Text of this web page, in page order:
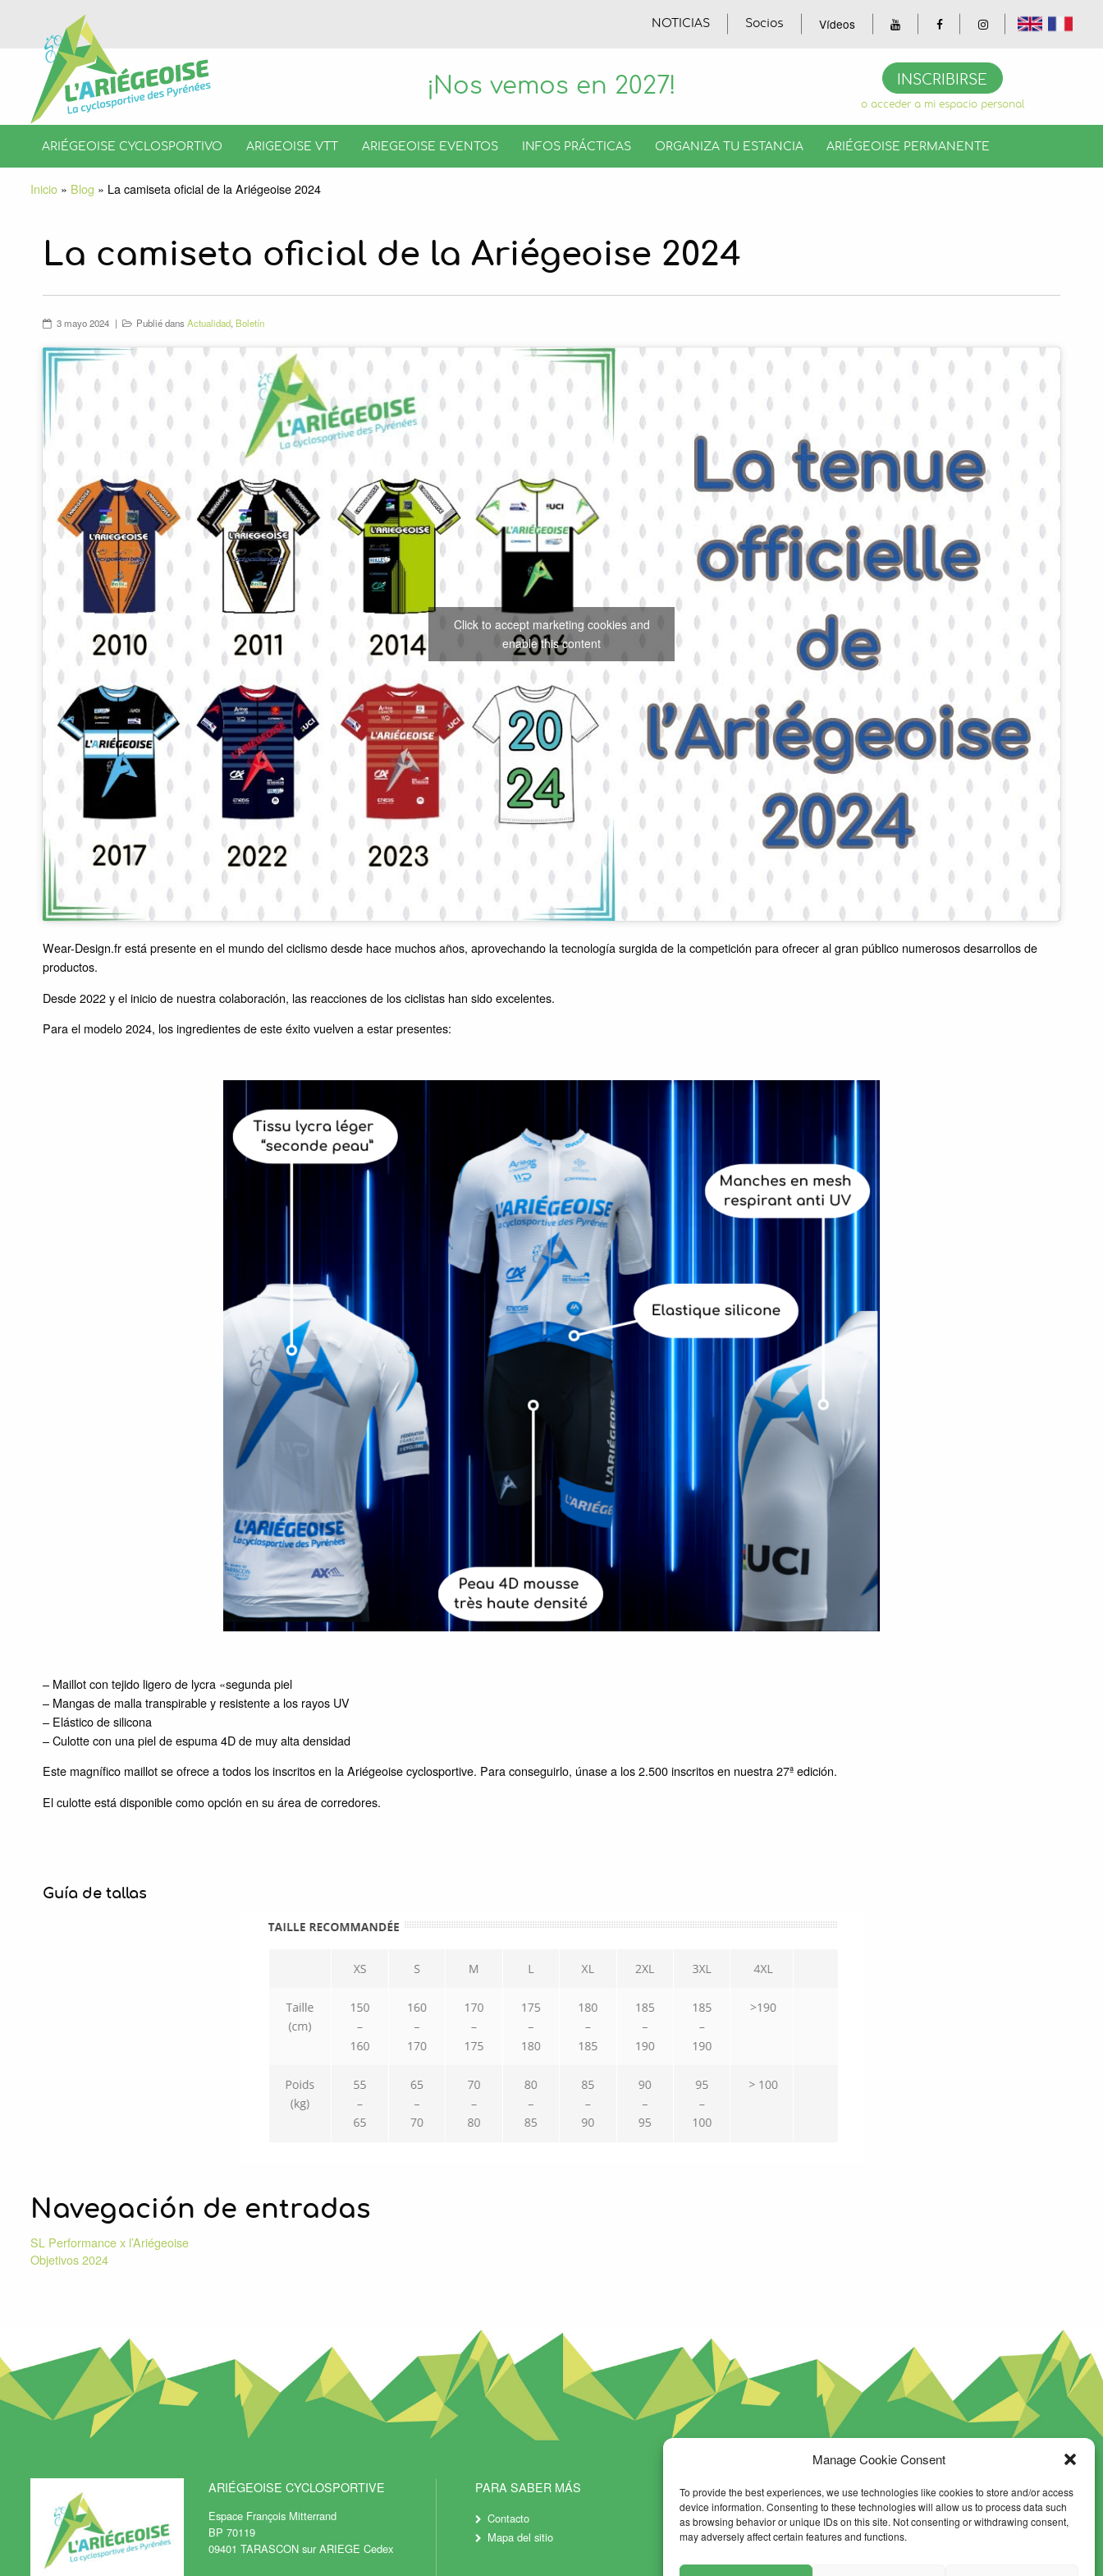
Manage Cookie Consent
To provide the best experiences, we use technologies like cookies to store and/or access
device information. Consenting to these technologies will allow us to process data such
as browsing behavior or unique IDs on this site. Not consenting or withdrawing consent,
may adversely affect certain features and functions.
NOTICIAS Socios Vídeos
¡Nos vemos en 2027! INSCRIBIRSE
o acceder a mi espacio personal
ARIÉGEOISE CYCLOSPORTIVO ARIGEOISE VTT ARIEGEOISE EVENTOS INFOS PRÁCTICAS ORGANIZA TU ESTANCIA ARIÉGEOISE PERMANENTE
Inicio » Blog » La camiseta oficial de la Ariégeoise 2024
La camiseta oficial de la Ariégeoise 2024
3 mayo 2024 Publié dansActualidad, Boletín
Click to accept marketing cookies and
enable this content
Wear-Design.fr está presente en el mundo del ciclismo desde hace muchos años, aprovechando la tecnología surgida de la competición para ofrecer al gran público numerosos desarrollos de
productos.
Desde 2022 y el inicio de nuestra colaboración, las reacciones de los ciclistas han sido excelentes.
Para el modelo 2024, los ingredientes de este éxito vuelven a estar presentes:
– Maillot con tejido ligero de lycra «segunda piel
– Mangas de malla transpirable y resistente a los rayos UV
– Elástico de silicona
– Culotte con una piel de espuma 4D de muy alta densidad
Este magnífico maillot se ofrece a todos los inscritos en la Ariégeoise cyclosportive. Para conseguirlo, únase a los 2.500 inscritos en nuestra 27ª edición.
El culotte está disponible como opción en su área de corredores.
Guía de tallas
Navegación de entradas
SL Performance x l’Ariégeoise
Objetivos 2024
ARIÉGEOISE CYCLOSPORTIVE
Espace François Mitterrand
BP 70119
09401 TARASCON sur ARIEGE Cedex
PARA SABER MÁS
Contacto
Mapa del sitio
NEWSLETTER
SUIVEZ-NOUS